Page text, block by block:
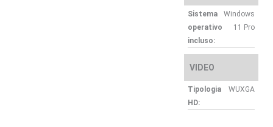
Sistema
operativo
incluso:
Windows
11 Pro
VIDEO
Tipologia
HD:
WUXGA